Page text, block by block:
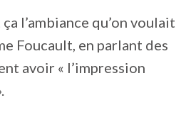
l’ambiance qu’on voulait
Foucault, en parlant des
avoir « l’impression